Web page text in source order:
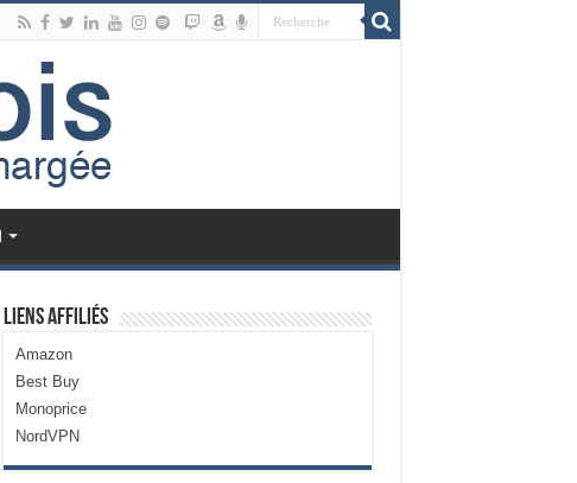
Liens Affiliés
Amazon
Best Buy
Monoprice
NordVPN